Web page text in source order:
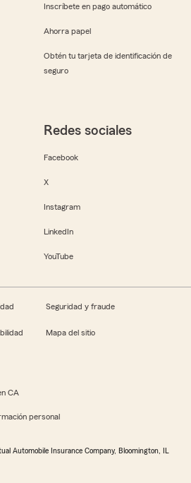
Inscríbete en pago automático
Ahorra papel
Obtén tu tarjeta de identificación de
seguro
Redes sociales
Facebook
X
Instagram
LinkedIn
YouTube
Seguridad y fraude
Mapa del sitio
CA
personal
Automobile Insurance Company, Bloomington, IL